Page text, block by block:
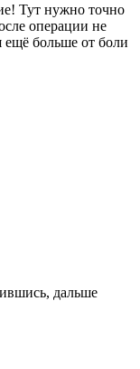
Тут нужно точно
операции не
ещё больше от боли
дальше